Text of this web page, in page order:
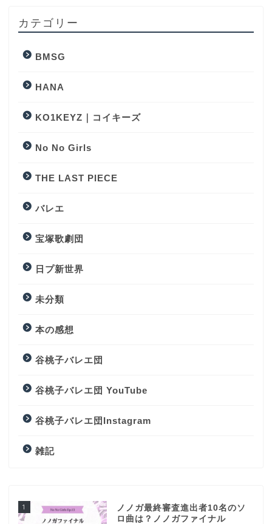
カテゴリー
BMSG
HANA
KO1KEYZ｜コイキーズ
No No Girls
THE LAST PIECE
バレエ
宝塚歌劇団
日プ新世界
未分類
本の感想
谷桃子バレエ団
谷桃子バレエ団 YouTube
谷桃子バレエ団Instagram
雑記
1
ノノガ最終審査進出者10名のソ
ロ曲は？ノノガファイナル